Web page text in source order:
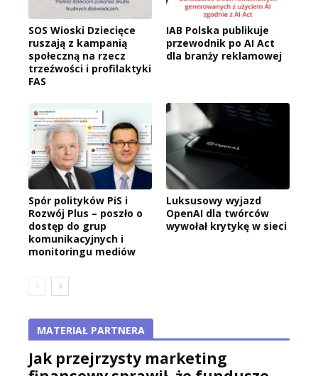
SOS Wioski Dziecięce
ruszają z kampanią
społeczną na rzecz
trzeźwości i profilaktyki
FAS
IAB Polska publikuje
przewodnik po AI Act
dla branży reklamowej
Spór polityków PiS i
Rozwój Plus – poszło o
dostęp do grup
komunikacyjnych i
monitoringu mediów
Luksusowy wyjazd
OpenAI dla twórców
wywołał krytykę w sieci
MATERIAŁ PARTNERA
Jak przejrzysty marketing